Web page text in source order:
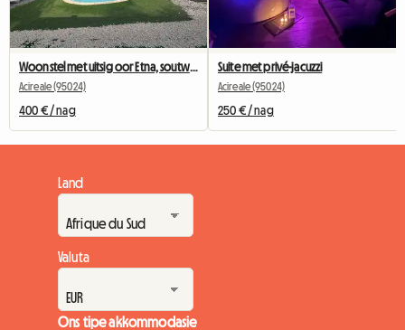
Woonstel met uitsig oor Etna, soutwater-swembad en die see twee treë weg
Acireale (95024)
400 € / nag
Suite met privé-jacuzzi
Acireale (95024)
250 € / nag
Land
Valuta
Ons tipe akkommodasie